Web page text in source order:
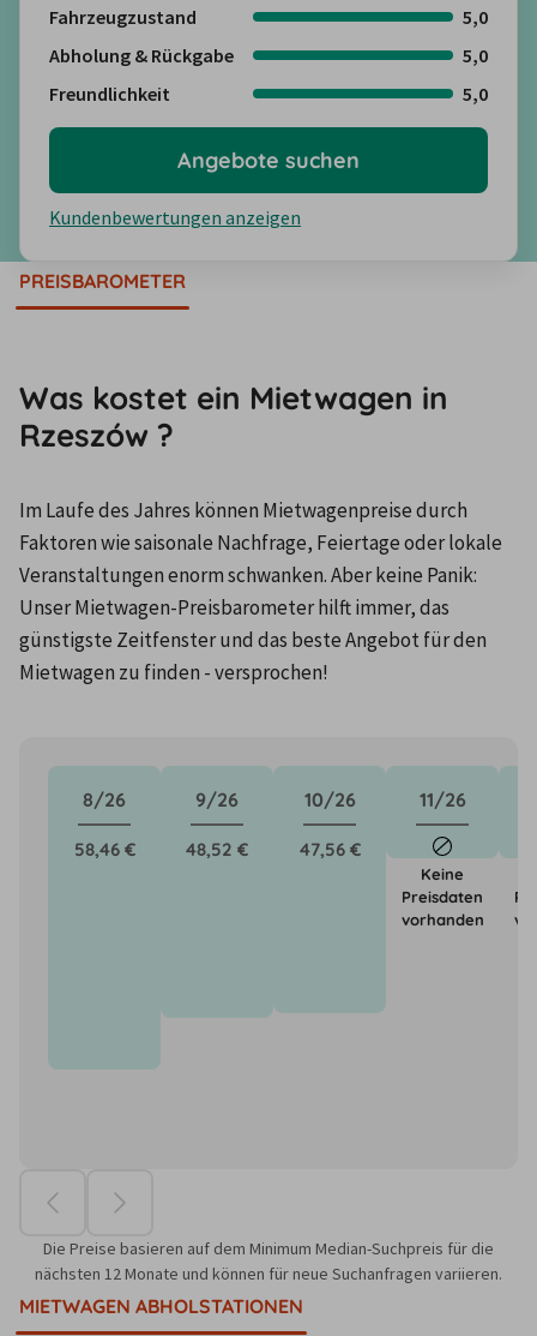
Fahrzeugzustand
5,0
Abholung & Rückgabe
5,0
Freundlichkeit
5,0
Kundenbewertungen anzeigen
Angebote suchen
PREISBAROMETER
Was kostet ein Mietwagen in
Rzeszów ?
Im Laufe des Jahres können Mietwagenpreise durch
Faktoren wie saisonale Nachfrage, Feiertage oder lokale
Veranstaltungen enorm schwanken. Aber keine Panik:
Unser Mietwagen-Preisbarometer hilft immer, das
günstigste Zeitfenster und das beste Angebot für den
Mietwagen zu finden - versprochen!
8/26
58,46 €
9/26
48,52 €
10/26
47,56 €
11/26
Keine
Preisdaten
vorhanden
Die Preise basieren auf dem Minimum Median-Suchpreis für die
nächsten 12 Monate und können für neue Suchanfragen variieren.
MIETWAGEN ABHOLSTATIONEN